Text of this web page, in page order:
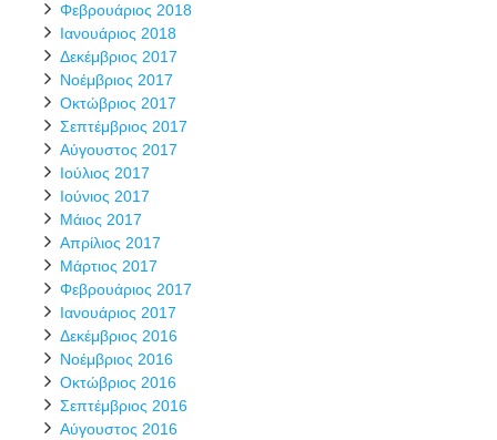
Φεβρουάριος 2018
Ιανουάριος 2018
Δεκέμβριος 2017
Νοέμβριος 2017
Οκτώβριος 2017
Σεπτέμβριος 2017
Αύγουστος 2017
Ιούλιος 2017
Ιούνιος 2017
Μάιος 2017
Απρίλιος 2017
Μάρτιος 2017
Φεβρουάριος 2017
Ιανουάριος 2017
Δεκέμβριος 2016
Νοέμβριος 2016
Οκτώβριος 2016
Σεπτέμβριος 2016
Αύγουστος 2016